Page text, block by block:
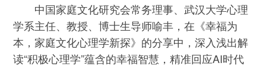
中国家庭文化研究会常务理事、武汉大学心理
学系主任、教授、博士生导师喻丰，在《幸福为
本，家庭文化心理学新探》的分享中，深入浅出解
读“积极心理学”蕴含的幸福智慧，精准回应AI时代